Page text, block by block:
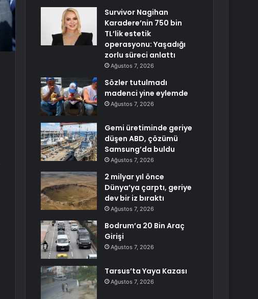
Survivor Nagihan
Karadere’nin 750 bin
TL’lik estetik
operasyonu: Yaşadığı
zorlu süreci anlattı
Ağustos 7, 2026
Sözler tutulmadı
madenci yine eylemde
Ağustos 7, 2026
Gemi üretiminde geriye
düşen ABD, çözümü
Samsung’da buldu
Ağustos 7, 2026
2 milyar yıl önce
Dünya’ya çarptı, geriye
dev bir iz bıraktı
Ağustos 7, 2026
Bodrum’a 20 Bin Araç
Girişi
Ağustos 7, 2026
Tarsus’ta Yaya Kazası
Ağustos 7, 2026